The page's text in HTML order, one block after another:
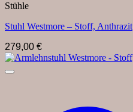
Stühle
Stuhl Westmore – Stoff, Anthrazit
279,00 €